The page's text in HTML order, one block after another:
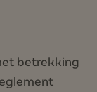
betrekking